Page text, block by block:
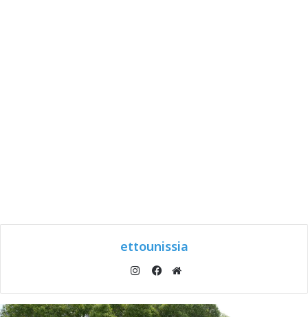
ettounissia
الويب